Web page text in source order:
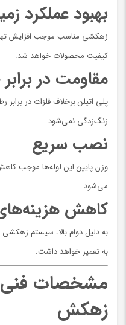
بهبود عملکرد
زهکشی مناسب موجب افزایش
کیفیت محصولات خواهد شد.
مقاومت در
پلی اتیلن برخلاف فلزات در
زنگ‌زدگی نمی‌شود.
نصب سریع
وزن پایین این لوله‌ها موجب
می‌شود.
کاهش
به دلیل دوام بالا، سیستم
به تعمیر خواهد داشت.
مشخصات فنی
زهکش